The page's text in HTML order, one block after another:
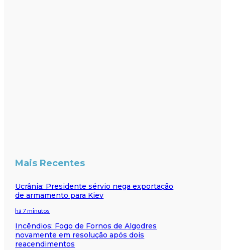
Mais Recentes
Ucrânia: Presidente sérvio nega exportação
de armamento para Kiev
há 7 minutos
Incêndios: Fogo de Fornos de Algodres
novamente em resolução após dois
reacendimentos